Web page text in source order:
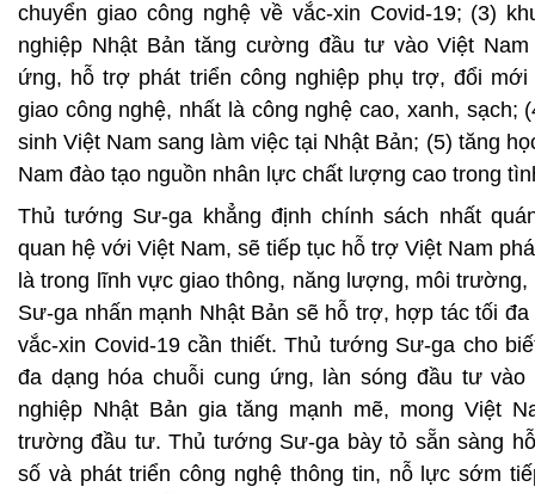
chuyển giao công nghệ về vắc-xin Covid-19; (3)
nghiệp Nhật Bản tăng cường đầu tư vào Việt
ứng, hỗ trợ phát triển công nghiệp phụ trợ, đổi
giao công nghệ, nhất là công nghệ cao, xanh, sạch;
sinh Việt Nam sang làm việc tại Nhật Bản; (5) tăng
Nam đào tạo nguồn nhân lực chất lượng cao trong
Thủ tướng Sư-ga khẳng định chính sách nhất
quan hệ với Việt Nam, sẽ tiếp tục hỗ trợ Việt Nam
là trong lĩnh vực giao thông, năng lượng, môi
Sư-ga nhấn mạnh Nhật Bản sẽ hỗ trợ, hợp tác tối
vắc-xin Covid-19 cần thiết. Thủ tướng Sư-ga cho
đa dạng hóa chuỗi cung ứng, làn sóng đầu tư vào
nghiệp Nhật Bản gia tăng mạnh mẽ, mong Việt
trường đầu tư. Thủ tướng Sư-ga bày tỏ sẵn sàng
số và phát triển công nghệ thông tin, nỗ lực sớm